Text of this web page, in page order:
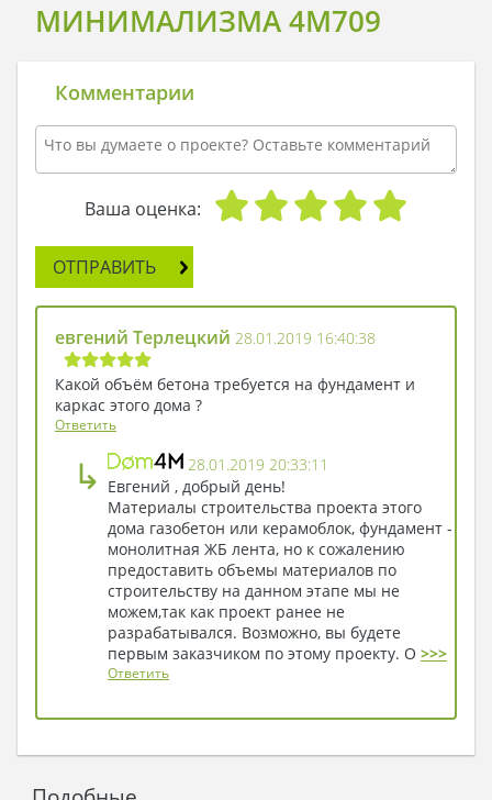
МИНИМАЛИЗМА 4M709
Комментарии
Ваша оценка:
ОТПРАВИТЬ
евгений Терлецкий 28.01.2019 16:40:38
Какой объём бетона требуется на фундамент и
каркас этого дома ?
Ответить
↳
28.01.2019 20:33:11
Евгений , добрый день!
Материалы строительства проекта этого
дома газобетон или керамоблок, фундамент -
монолитная ЖБ лента, но к сожалению
предоставить объемы материалов по
строительству на данном этапе мы не
можем,так как проект ранее не
разрабатывался. Возможно, вы будете
первым заказчиком по этому проекту. О >>>
Ответить